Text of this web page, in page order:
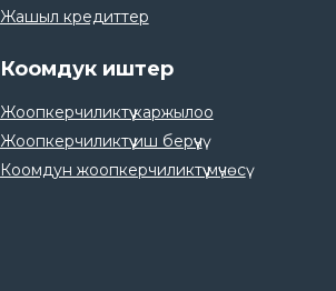
Жашыл кредиттер
Коомдук иштер
Жоопкерчиликтүү каржылоо
Жоопкерчиликтүү иш берүүчү
Коомдун жоопкерчиликтүү мүчөсү